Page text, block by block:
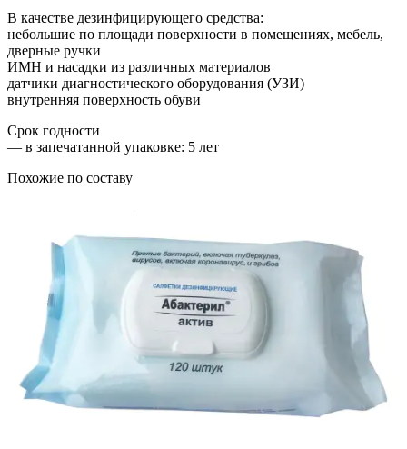
В качестве дезинфицирующего средства:
небольшие по площади поверхности в помещениях, мебель,
дверные ручки
ИМН и насадки из различных материалов
датчики диагностического оборудования (УЗИ)
внутренняя поверхность обуви
Срок годности
— в запечатанной упаковке: 5 лет
Похожие по составу